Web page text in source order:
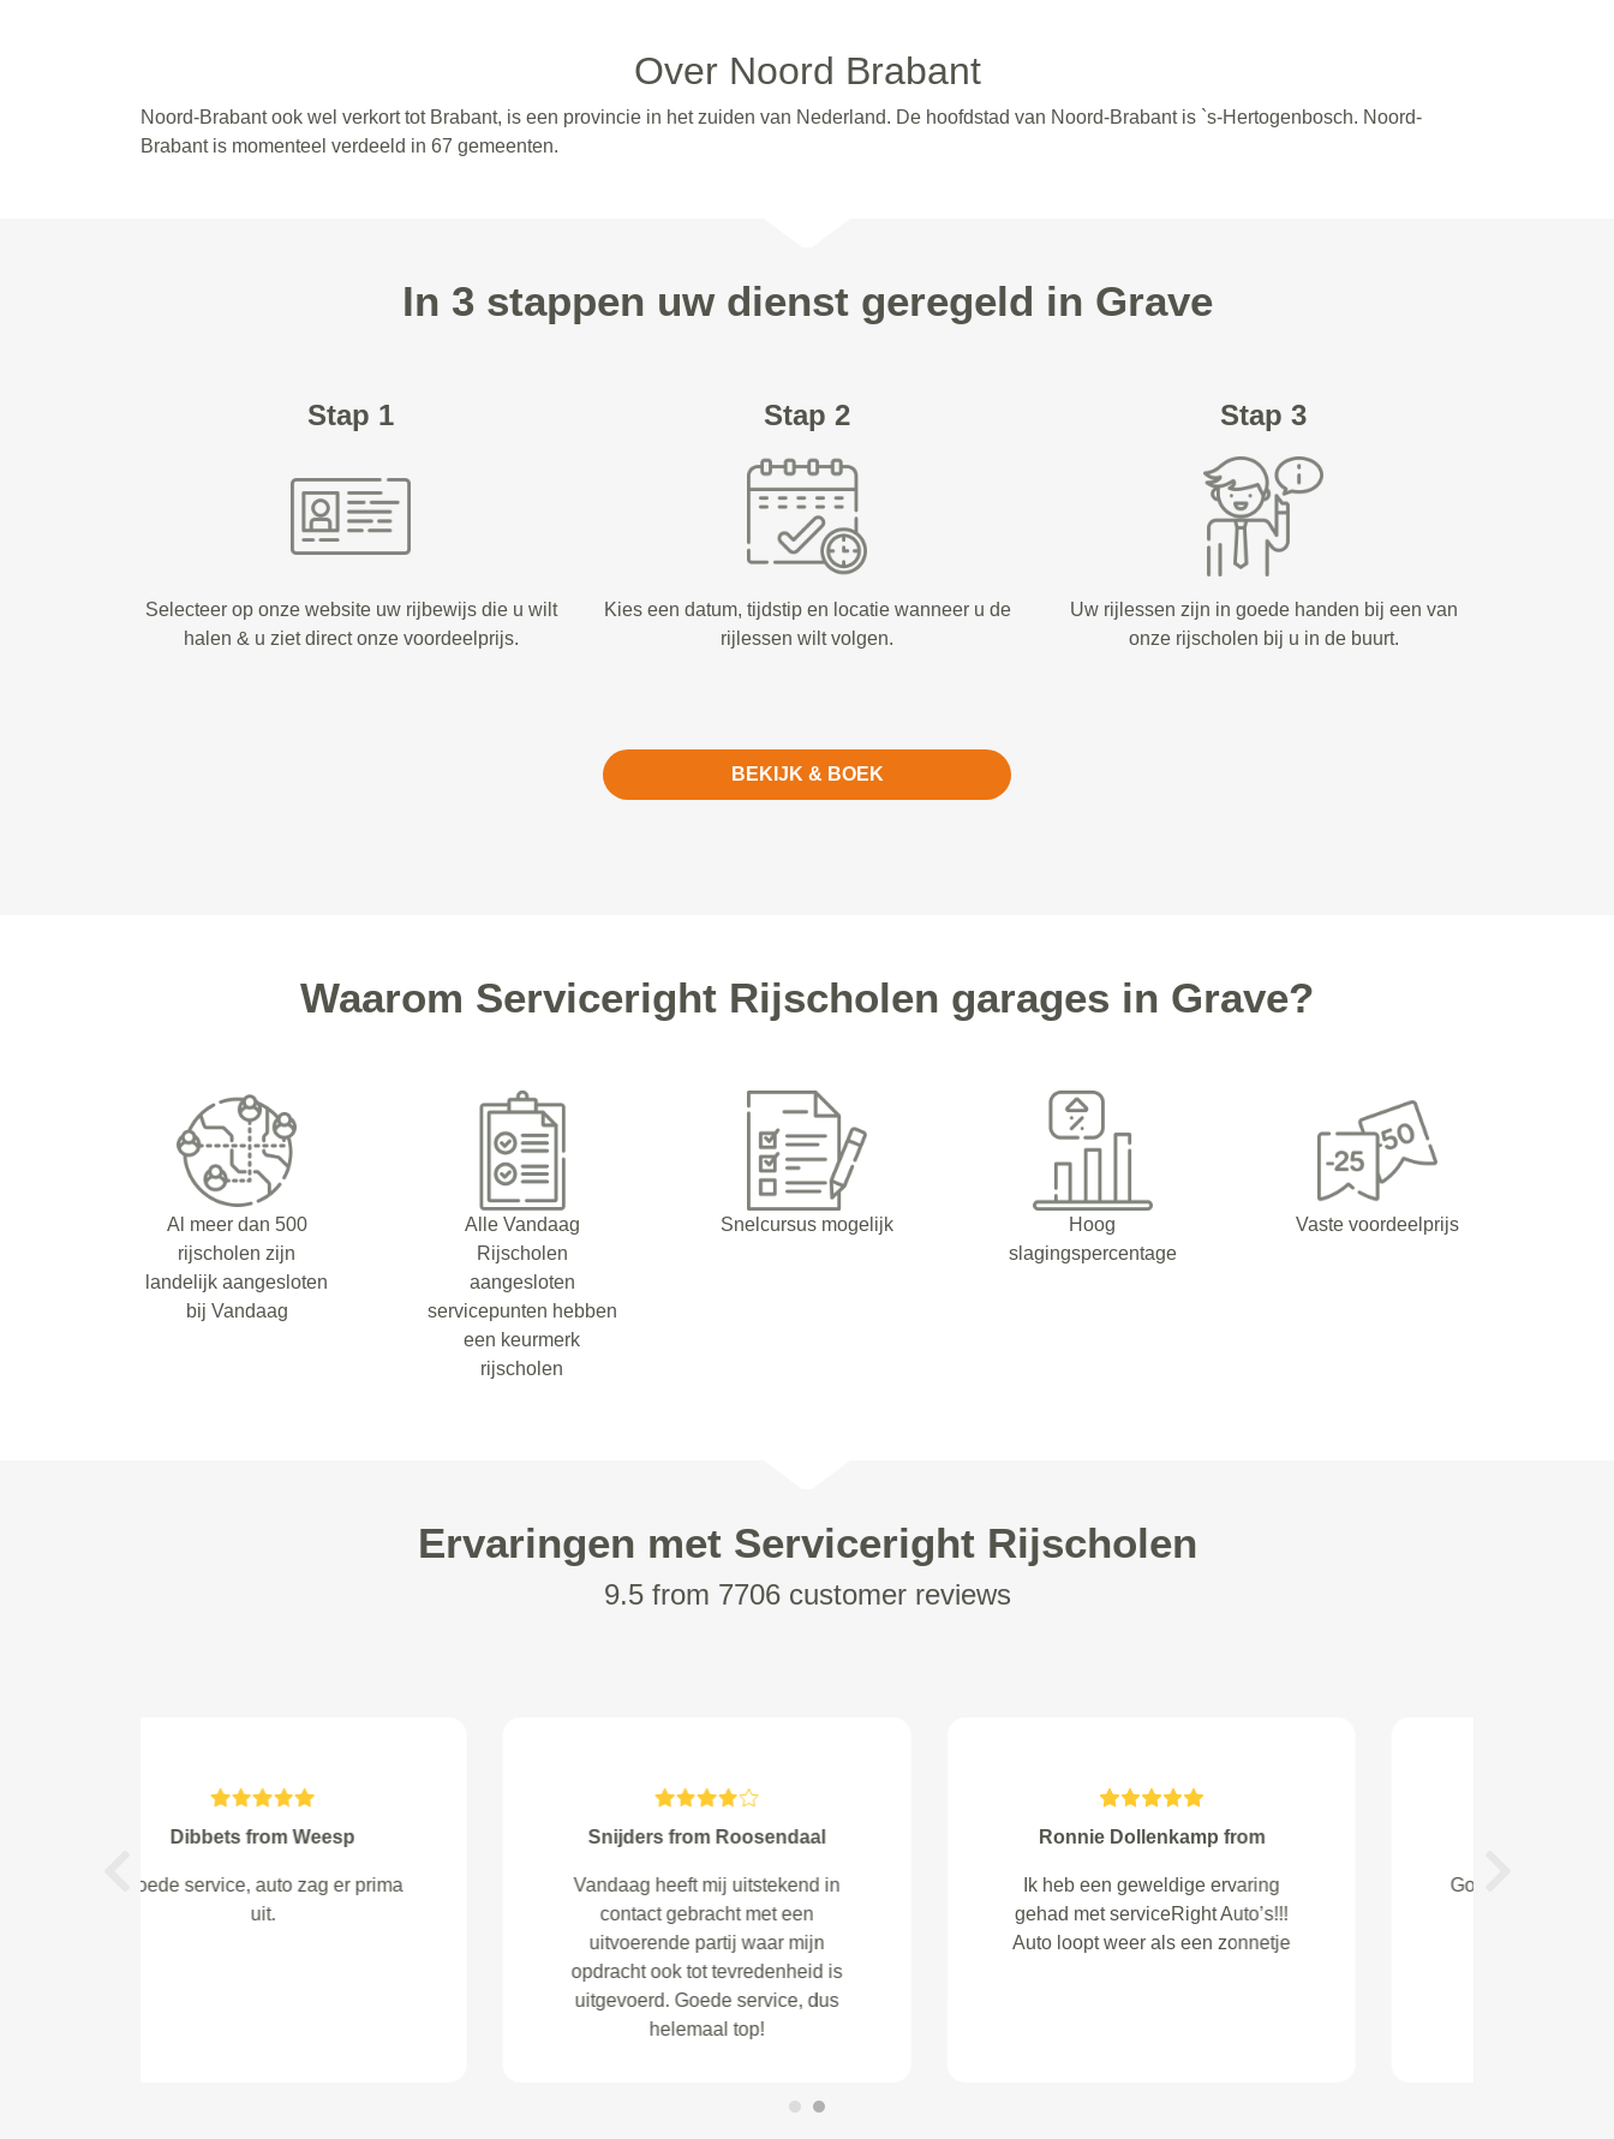
Over Noord Brabant
Noord-Brabant ook wel verkort tot Brabant, is een provincie in het zuiden van Nederland. De hoofdstad van Noord-Brabant is `s-Hertogenbosch. Noord-
Brabant is momenteel verdeeld in 67 gemeenten.
In 3 stappen uw dienst geregeld in Grave
Stap 1
Selecteer op onze website uw rijbewijs die u wilt
halen & u ziet direct onze voordeelprijs.
Stap 2
Kies een datum, tijdstip en locatie wanneer u de
rijlessen wilt volgen.
Stap 3
Uw rijlessen zijn in goede handen bij een van
onze rijscholen bij u in de buurt.
BEKIJK & BOEK
Waarom Serviceright Rijscholen garages in Grave?
Al meer dan 500
rijscholen zijn
landelijk aangesloten
bij Vandaag
Alle Vandaag
Rijscholen
aangesloten
servicepunten hebben
een keurmerk
rijscholen
Snelcursus mogelijk
Hoog
slagingspercentage
Vaste voordeelprijs
Ervaringen met Serviceright Rijscholen
9.5 from 7706 customer reviews
Ronnie Dollenkamp from
Ik heb een geweldige ervaring
gehad met serviceRight Auto’s!!!
rjm Berenschot from
Goed werk afgeleverd en duidelijk
doorgesproken
Erwin van den Oever from
Previous